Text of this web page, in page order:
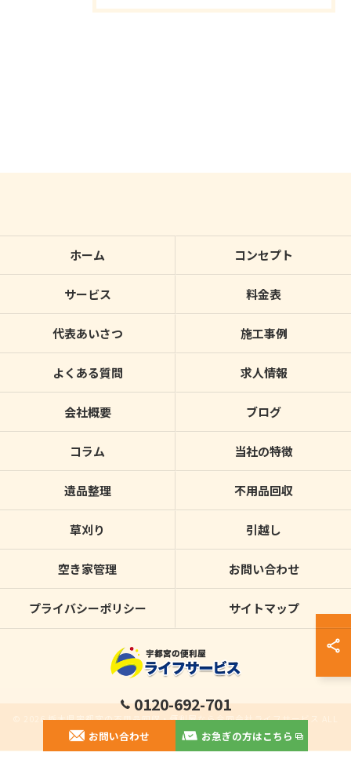
0120-692-701
お問い合わせ お急ぎの方はこちら
ホーム コンセプト
サービス 料金表
代表あいさつ 施工事例
よくある質問 求人情報
会社概要 ブログ
コラム 当社の特徴
遺品整理 不用品回収
草刈り 引越し
空き家管理 お問い合わせ
プライバシーポリシー サイトマップ
© 2026 栃木県宇都宮の不用品回収・便利屋なら合同会社ライフサービス ALL
RIGHTS RESERVED.